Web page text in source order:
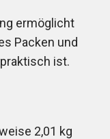
ermöglicht
Packen und
ist.
2,01 kg